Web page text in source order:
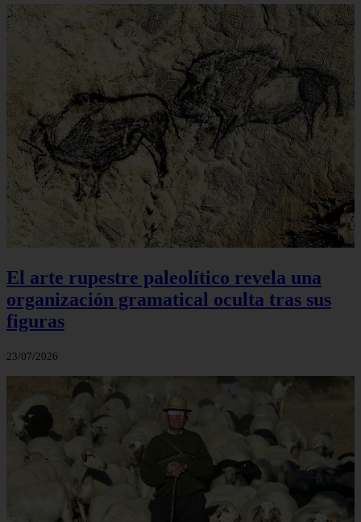
El arte rupestre paleolítico revela una
organización gramatical oculta tras sus
figuras
23/07/2026